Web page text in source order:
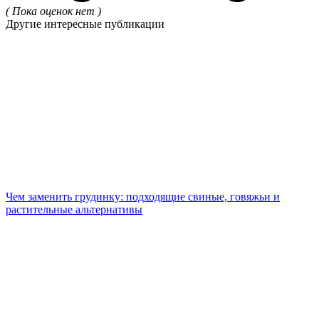
( Пока оценок нет )
Другие интересные публикации
Чем заменить грудинку: подходящие свиные, говяжьи и
растительные альтернативы